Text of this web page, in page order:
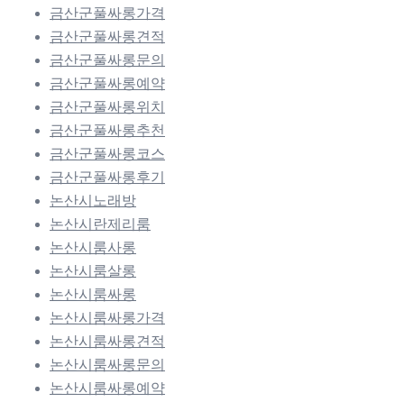
금산군풀싸롱가격
금산군풀싸롱견적
금산군풀싸롱문의
금산군풀싸롱예약
금산군풀싸롱위치
금산군풀싸롱추천
금산군풀싸롱코스
금산군풀싸롱후기
논산시노래방
논산시란제리룸
논산시룸사롱
논산시룸살롱
논산시룸싸롱
논산시룸싸롱가격
논산시룸싸롱견적
논산시룸싸롱문의
논산시룸싸롱예약